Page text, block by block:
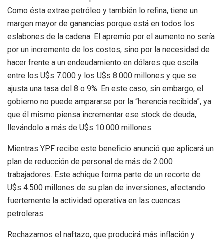
Como ésta extrae petróleo y también lo refina, tiene un
margen mayor de ganancias porque está en todos los
eslabones de la cadena. El apremio por el aumento no sería
por un incremento de los costos, sino por la necesidad de
hacer frente a un endeudamiento en dólares que oscila
entre los U$s 7.000 y los U$s 8.000 millones y que se
ajusta una tasa del 8 o 9%. En este caso, sin embargo, el
gobierno no puede ampararse por la “herencia recibida”, ya
que él mismo piensa incrementar ese stock de deuda,
llevándolo a más de U$s 10.000 millones.
Mientras YPF recibe este beneficio anunció que aplicará un
plan de reducción de personal de más de 2.000
trabajadores. Este achique forma parte de un recorte de
U$s 4.500 millones de su plan de inversiones, afectando
fuertemente la actividad operativa en las cuencas
petroleras.
Rechazamos el naftazo, que producirá más inflación y